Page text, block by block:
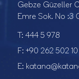
Gebze Güzeller
Emre Sok. No :3
T: 444 5 978
F: +90 262 502 10
E: